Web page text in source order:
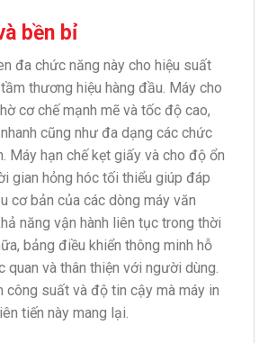
bền bỉ
đa chức năng này cho hiệu suất
thương hiệu hàng đầu. Máy cho
cơ chế mạnh mẽ và tốc độ cao,
cũng như đa dạng các chức
Máy hạn chế kẹt giấy và cho độ ổn
gian hỏng hóc tối thiểu giúp đáp
cơ bản của các dòng máy văn
năng vận hành liên tục trong thời
bảng điều khiển thông minh hỗ
quan và thân thiện với người dùng.
công suất và độ tin cậy mà máy in
tiến này mang lại.